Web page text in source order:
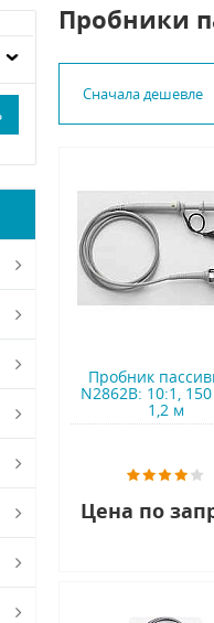
Пробники
Сначала дешевле
Пробник
N2862B: 10:1,
1,2 м
Цена по